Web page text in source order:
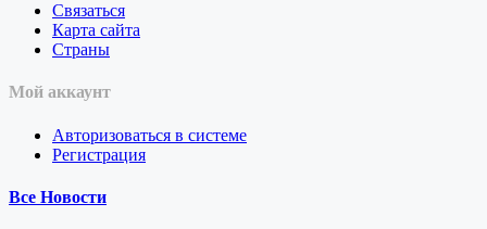
Связаться
Карта сайта
Страны
Мой аккаунт
Авторизоваться в системе
Регистрация
Все Новости